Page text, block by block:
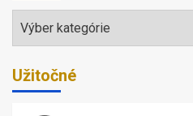
Témy
Užitočné